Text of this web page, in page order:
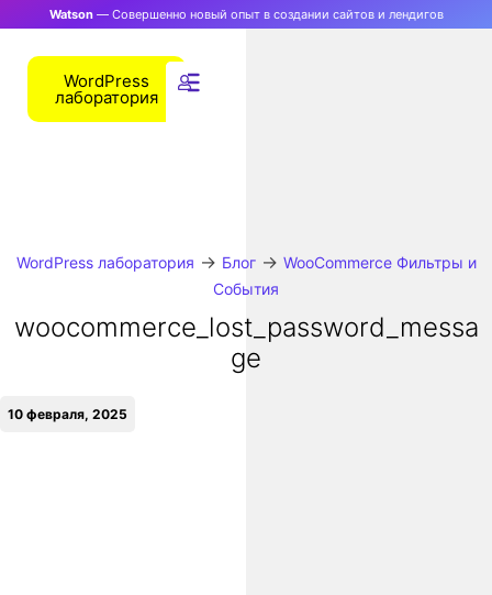
Watson— Совершенно новый опыт в создании сайтов и лендигов
WordPress
лаборатория
WordPress лаборатория → Блог→ WooCommerce Фильтры и
События
woocommerce_lost_password_messa
ge
10 февраля, 2025